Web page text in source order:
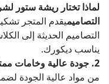
لماذا تختار ريشة ستور
التصاميميقدم المتجر
التصاميم الحديثة إلى
يناسب ديكورك.
2. جودة عالية وخامات ممتازة
من مواد عالية الجودة